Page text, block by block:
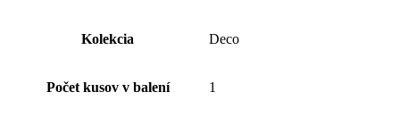
Kolekcia Deco
Počet kusov v balení 1